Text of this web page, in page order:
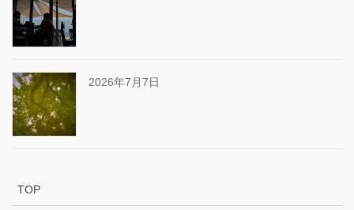
2026年7月7日
TOP